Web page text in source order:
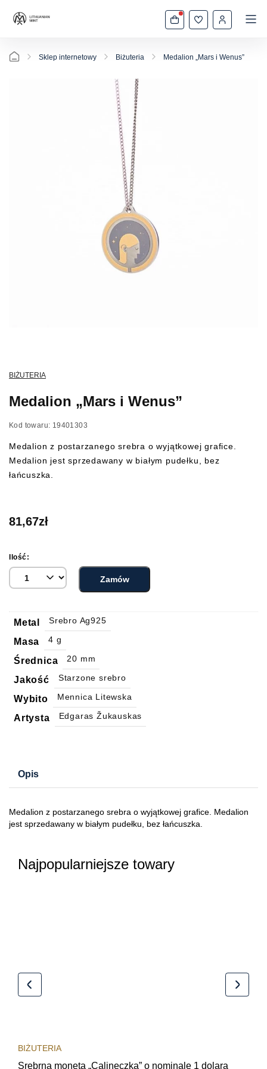
Sklep internetowy Biżuteria Medalion „Mars i Wenus”
BIŻUTERIA
Medalion „Mars i Wenus”
Kod towaru: 19401303
Medalion z postarzanego srebra o wyjątkowej grafice.
Medalion jest sprzedawany w białym pudełku, bez
łańcuszka.
81,67zł
Ilość:
Zamów
Metal Srebro Ag925
Masa 4 g
Średnica 20 mm
Jakość Starzone srebro
Wybito Mennica Litewska
Artysta Edgaras Žukauskas
Opis
Medalion z postarzanego srebra o wyjątkowej grafice. Medalion
jest sprzedawany w białym pudełku, bez łańcuszka.
Najpopularniejsze towary
BIŻUTERIA
Srebrna moneta „Calineczka” o nominale 1 dolara